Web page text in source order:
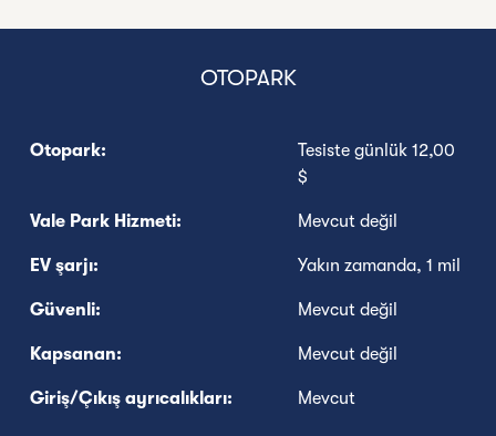
OTOPARK
Otopark:
Tesiste günlük 12,00
$
Vale Park Hizmeti: Mevcut değil
EV şarjı: Yakın zamanda, 1 mil
Güvenli: Mevcut değil
Kapsanan: Mevcut değil
Giriş/Çıkış ayrıcalıkları: Mevcut